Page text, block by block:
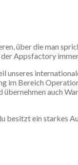
über die man
Appsfactory
unseres
im Bereich
auch
besitzt ein starkes